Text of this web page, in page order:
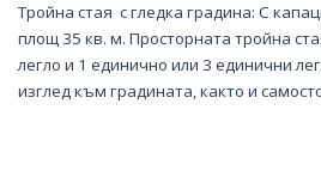
Тройна стая с гледка градина: С
площ 35 кв. м. Просторната тройна
легло и 1 единично или 3 единични
изглед към градината, както и